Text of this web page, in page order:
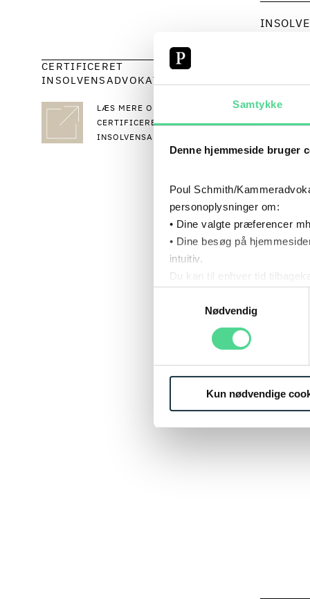
Samtykke
Denne hjemmeside bruger
Poul Schmith/
personoplysninger om:
• Dine valgte præferencer
• Dine besøg på
intuitiv.
Du kan til enhver tid
Læs mere om vores
Nødvendig
Kun nødvendige
CERTIFICERET
INSOLVENSADVOKAT
LÆS MERE OM
CERTIFICEREDE DANSKE
INSOLVENSADVOKATER
CV